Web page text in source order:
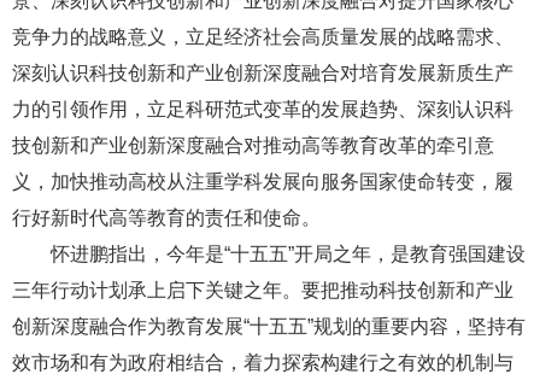
竞争力的战略意义，立足经济社会高质量发展的战略需求、
深刻认识科技创新和产业创新深度融合对培育发展新质生产
力的引领作用，立足科研范式变革的发展趋势、深刻认识科
技创新和产业创新深度融合对推动高等教育改革的牵引意
义，加快推动高校从注重学科发展向服务国家使命转变，履
行好新时代高等教育的责任和使命。
怀进鹏指出，今年是“十五五”开局之年，是教育强国建设
三年行动计划承上启下关键之年。要把推动科技创新和产业
创新深度融合作为教育发展“十五五”规划的重要内容，坚持有
效市场和有为政府相结合，着力探索构建行之有效的机制与